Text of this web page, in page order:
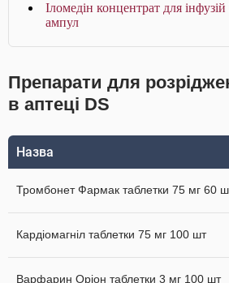
Іломедін концентрат для
ампул
Препарати для
в аптеці DS
Назва
Тромбонет Фармак таблетки 75 мг 60
Кардіомагніл таблетки 75 мг 100 шт
Варфарин Оріон таблетки 3 мг 100 шт